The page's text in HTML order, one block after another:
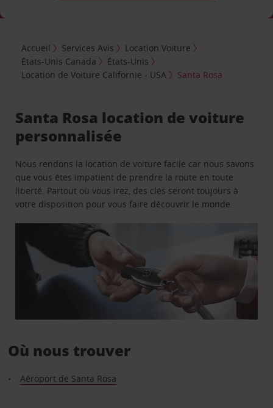
Accueil Services Avis
Location Voiture
États-Unis Canada
États-Unis
Location de Voiture Californie - USA
Santa Rosa
Santa Rosa location de voiture
personnalisée
Nous rendons la location de voiture facile car nous savons
que vous êtes impatient de prendre la route en toute
liberté. Partout où vous irez, des clés seront toujours à
votre disposition pour vous faire découvrir le monde.
Où nous trouver
Aéroport de Santa Rosa